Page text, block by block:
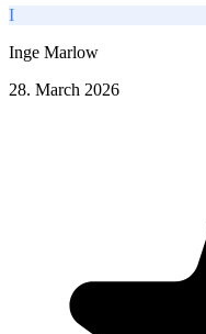
I
Inge Marlow
28. March 2026